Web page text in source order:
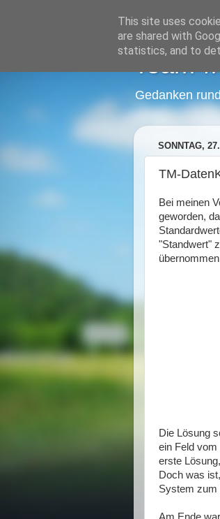
Team-
Gedanken
SONNTAG,
TM-
Bei meinen
geworden,
"Standwert"
Die Lösung
ein Feld vom
erste
Doch was
System zum
This site uses
are shared with
statistics, and to